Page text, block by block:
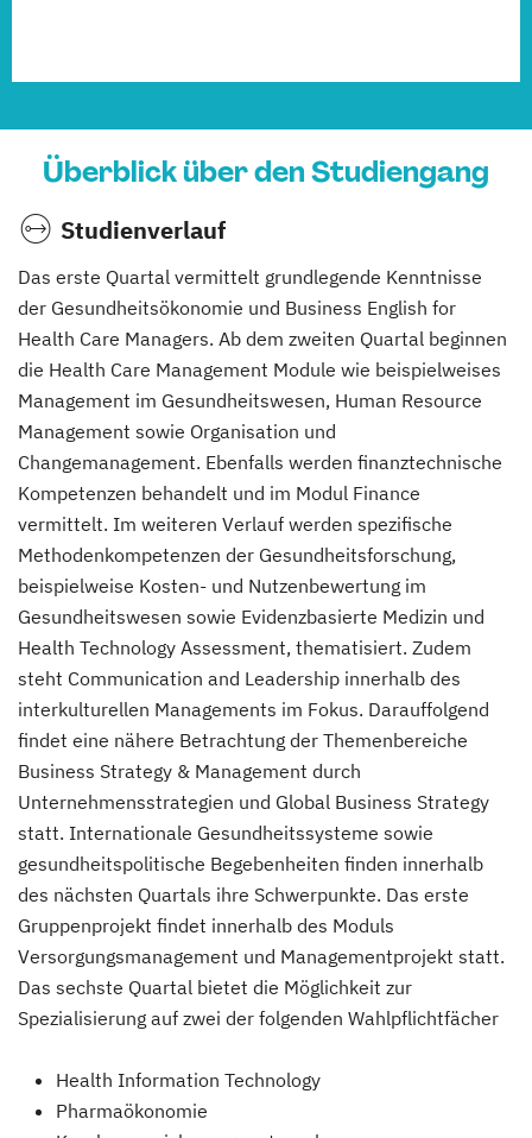
Überblick über den Studiengang
Studienverlauf
Das erste Quartal vermittelt grundlegende Kenntnisse
der Gesundheitsökonomie und Business English for
Health Care Managers. Ab dem zweiten Quartal beginnen
die Health Care Management Module wie beispielweises
Management im Gesundheitswesen, Human Resource
Management sowie Organisation und
Changemanagement. Ebenfalls werden finanztechnische
Kompetenzen behandelt und im Modul Finance
vermittelt. Im weiteren Verlauf werden spezifische
Methodenkompetenzen der Gesundheitsforschung,
beispielweise Kosten- und Nutzenbewertung im
Gesundheitswesen sowie Evidenzbasierte Medizin und
Health Technology Assessment, thematisiert. Zudem
steht Communication and Leadership innerhalb des
interkulturellen Managements im Fokus. Darauffolgend
findet eine nähere Betrachtung der Themenbereiche
Business Strategy & Management durch
Unternehmensstrategien und Global Business Strategy
statt. Internationale Gesundheitssysteme sowie
gesundheitspolitische Begebenheiten finden innerhalb
des nächsten Quartals ihre Schwerpunkte. Das erste
Gruppenprojekt findet innerhalb des Moduls
Versorgungsmanagement und Managementprojekt statt.
Das sechste Quartal bietet die Möglichkeit zur
Spezialisierung auf zwei der folgenden Wahlpflichtfächer
Health Information Technology
Pharmaökonomie